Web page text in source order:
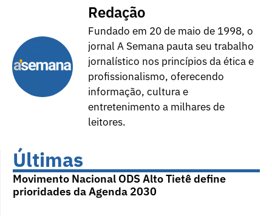
Redação
Fundado em 20 de maio de 1998, o
jornal A Semana pauta seu trabalho
jornalístico nos princípios da ética e
profissionalismo, oferecendo
informação, cultura e
entretenimento a milhares de
leitores.
Últimas
Movimento Nacional ODS Alto Tietê define
prioridades da Agenda 2030